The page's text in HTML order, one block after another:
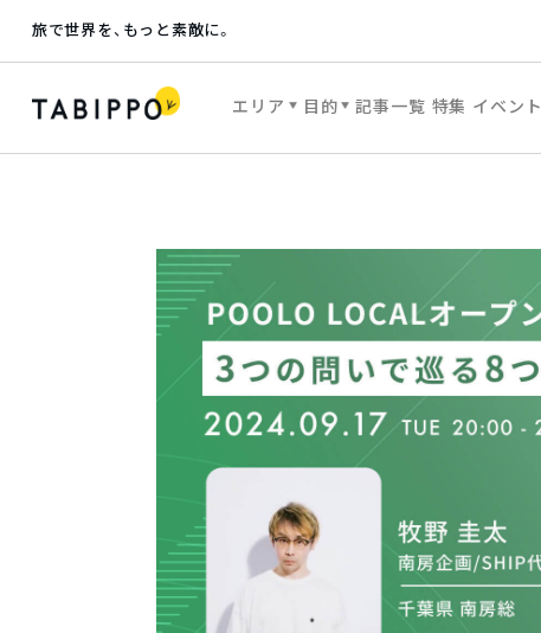
旅で世界を、もっと素敵に。
エリア 目的 記事一覧 特集 イベント